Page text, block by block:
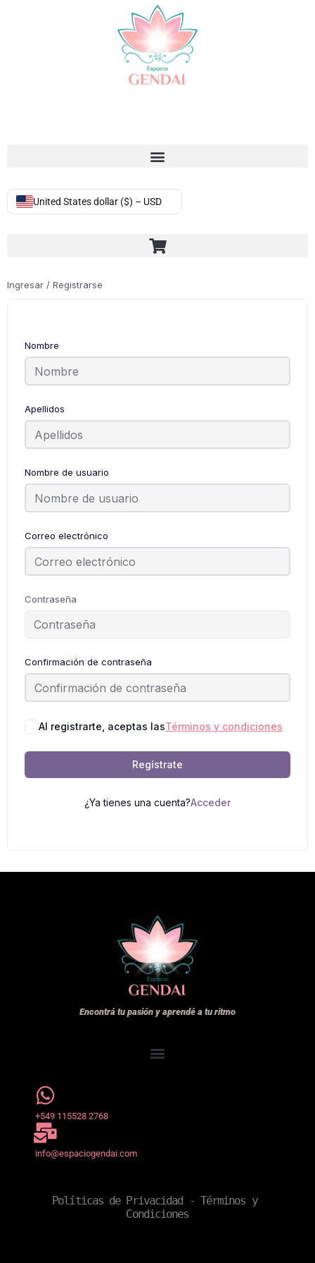
United States dollar ($) – USD
Ingresar / Registrarse
Nombre
Apellidos
Nombre de usuario
Correo electrónico
Contraseña
Confirmación de contraseña
Al registrarte, aceptas lasTérminos y condiciones
Regístrate
¿Ya tienes una cuenta?Acceder
Encontrá tu pasión y aprendé a tu ritmo
+549 115528 2768
info@espaciogendai.com
Políticas de Privacidad - Términos y
Condiciones